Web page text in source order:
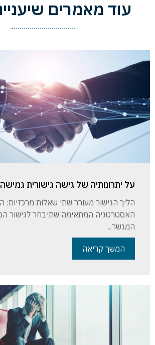
עוד מאמרים
על יתרונותיה של גישה גישורית גמישה
הליך הגישור מעורר שתי שאלות מרכזיות:
האסטרטגיה המתאימה שתיבחר לגישור
המגשר...
המשך קריאה